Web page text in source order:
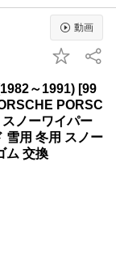
動画
～1991) [99
PORSC
ノーワイパー
雪用 冬用 スノー
ム 交換